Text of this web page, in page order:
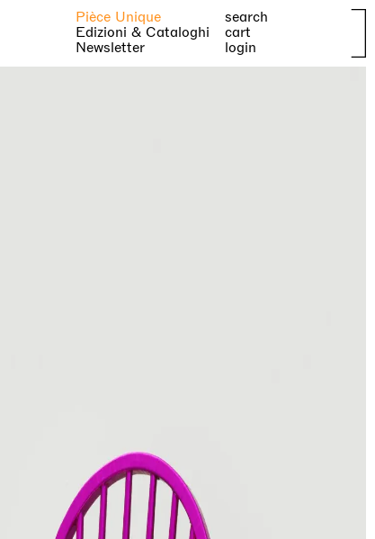
Pièce Unique
Edizioni & Cataloghi
Newsletter
search
cart
login